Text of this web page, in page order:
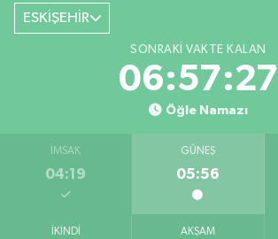
ESKİŞEHİR
SONRAKI VAKTE KALAN
06:57:26
Öğle Namazı
İMSAK
04:19
GÜNEŞ
05:56
İKINDI AKŞAM